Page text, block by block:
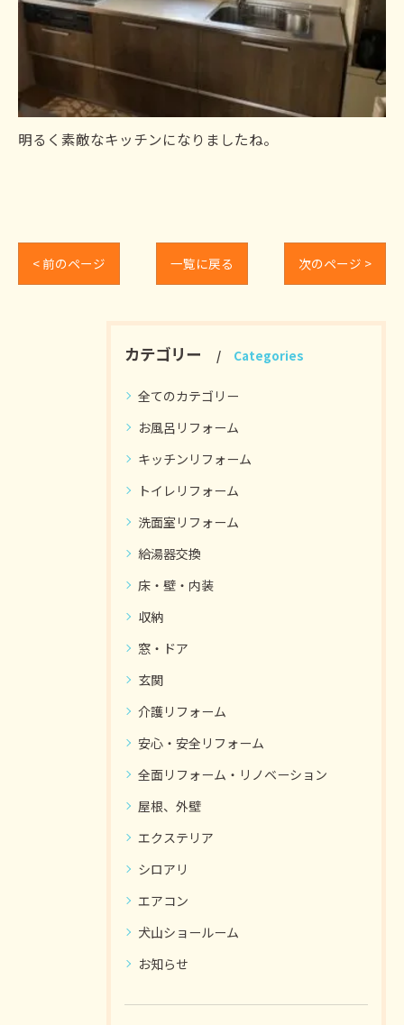
明るく素敵なキッチンになりましたね。
< 前のページ 一覧に戻る 次のページ >
カテゴリー Categories
全てのカテゴリー
お風呂リフォーム
キッチンリフォーム
トイレリフォーム
洗面室リフォーム
給湯器交換
床・壁・内装
収納
窓・ドア
玄関
介護リフォーム
安心・安全リフォーム
全面リフォーム・リノベーション
屋根、外壁
エクステリア
シロアリ
エアコン
犬山ショールーム
お知らせ